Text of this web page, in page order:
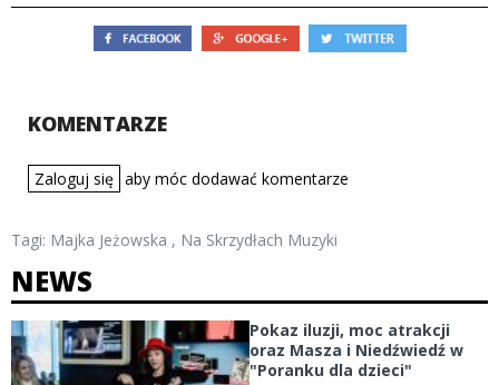
KOMENTARZE
Zaloguj się aby móc dodawać komentarze
Tagi: Majka Jeżowska , Na Skrzydłach Muzyki
NEWS
Pokaz iluzji, moc atrakcji
oraz Masza i Niedźwiedź w
"Poranku dla dzieci"